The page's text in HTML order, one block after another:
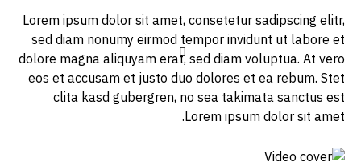
Lorem ipsum dolor sit amet, consetetur sadipscing elitr,
sed diam nonumy eirmod tempor invidunt ut labore et
dolore magna aliquyam erat, sed diam voluptua. At vero
eos et accusam et justo duo dolores et ea rebum. Stet
clita kasd gubergren, no sea takimata sanctus est
Lorem ipsum dolor sit amet.